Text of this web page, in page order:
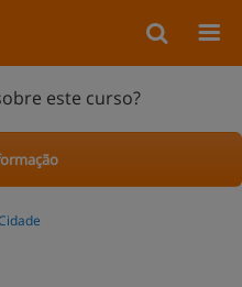
este curso?